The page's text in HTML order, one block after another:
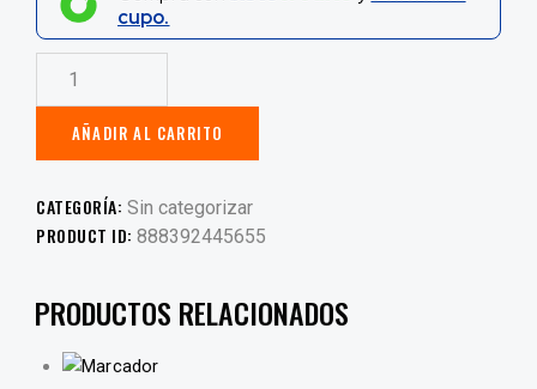
cupo.
AÑADIR AL CARRITO
CATEGORÍA: Sin categorizar
PRODUCT ID: 888392445655
PRODUCTOS RELACIONADOS